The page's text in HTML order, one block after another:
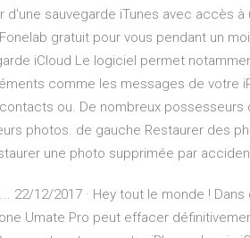
sauvegarde iTunes avec accès à
gratuit pour vous pendant un
iCloud Le logiciel permet
comme les messages de votre
ou. De nombreux possesseurs
photos. de gauche Restaurer des
une photo supprimée par
22/12/2017 · Hey tout le monde !
Umate Pro peut effacer